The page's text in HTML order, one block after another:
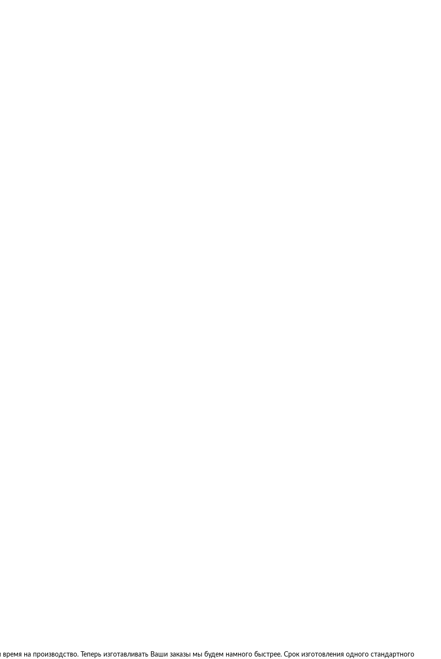
на производство. Теперь изготавливать Ваши заказы мы будем намного быстрее. Срок изготовления одного стандартного